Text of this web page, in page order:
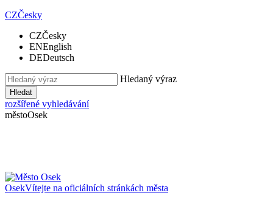
CZČesky
CZČesky
ENEnglish
DEDeutsch
Hledaný výraz
Hledat
rozšířené vyhledávání
městoOsek
OsekVítejte na oficiálních stránkách města